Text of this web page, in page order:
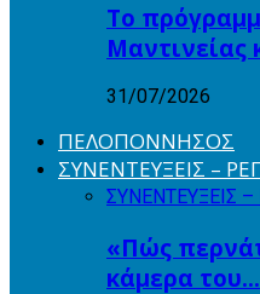
Το
Μαντινείας
31/07/2026
ΠΕΛΟΠΟΝΝΗΣΟΣ
ΣΥΝΕΝΤΕΥΞΕΙΣ –
ΣΥΝΕΝΤΕΥΞΕΙΣ
«Πώς
κάμερα του…